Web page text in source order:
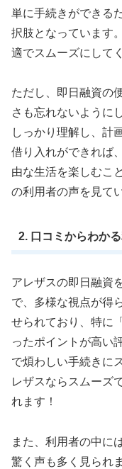
単に手続きができる
択肢となっています
適でスムーズにして
ただし、即日融資の
さも忘れないように
しっかり理解し、計
借り入れができれば
由な生活を楽しむこ
の利用者の声を見て
2. 口コミからわか
アレザスの即日融資
で、多様な視点が得
せられており、特に
ったポイントが高い
で煩わしい手続きに
レザスならスムーズ
れます！
また、利用者の中に
驚く声も多く見られ